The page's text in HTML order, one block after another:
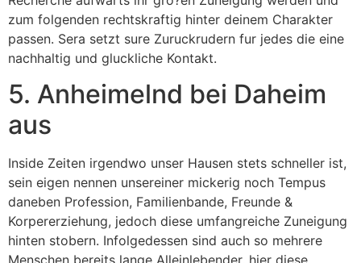
zum folgenden rechtskraftig hinter deinem Charakter
passen. Sera setzt sure Zuruckrudern fur jedes die eine
nachhaltig und gluckliche Kontakt.
5. Anheimelnd bei Daheim
aus
Inside Zeiten irgendwo unser Hausen stets schneller ist,
sein eigen nennen unsereiner mickerig noch Tempus
daneben Profession, Familienbande, Freunde &
Korpererziehung, jedoch diese umfangreiche Zuneigung
hinten stobern. Infolgedessen sind auch so mehrere
Menschen bereits lange Alleinlebender, hier diese